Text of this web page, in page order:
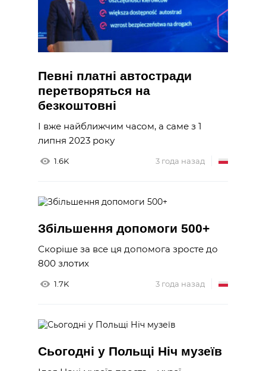
Певні платні автостради
перетворяться на
безкоштовні
І вже найближчим часом, а саме з 1
липня 2023 року
1.6K 3 года назад
Збільшення допомоги 500+
Скоріше за все ця допомога зросте до
800 злотих
1.7K 3 года назад
Сьогодні у Польщі Ніч музеїв